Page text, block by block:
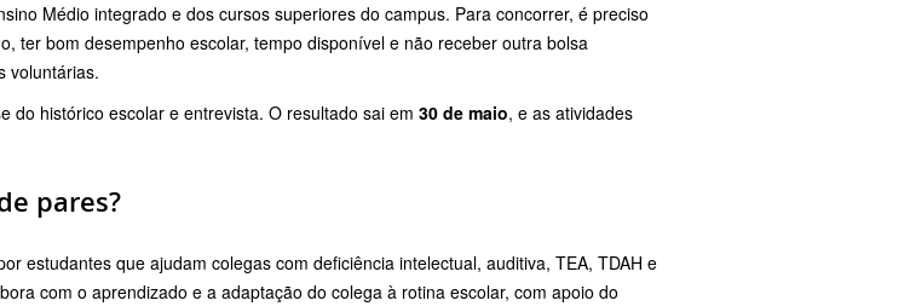
Médio integrado e dos cursos superiores do campus. Para concorrer, é preciso
ter bom desempenho escolar, tempo disponível e não receber outra bolsa
voluntárias.
do histórico escolar e entrevista. O resultado sai em 30 de maio, e as atividades
pares?
estudantes que ajudam colegas com deficiência intelectual, auditiva, TEA, TDAH e
com o aprendizado e a adaptação do colega à rotina escolar, com apoio do